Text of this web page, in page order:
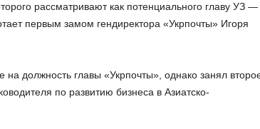
рассматривают как потенциального главу УЗ —
первым замом гендиректора «Укрпочты» Игоря
на должность главы «Укрпочты», однако занял
по развитию бизнеса в Азиатско-